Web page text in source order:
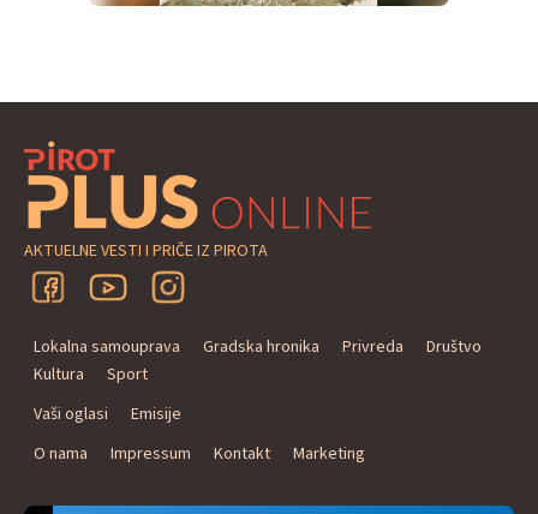
AKTUELNE VESTI I PRIČE IZ PIROTA
Lokalna samouprava Gradska hronika Privreda
Društvo
Kultura
Sport
Vaši oglasi
Emisije
O nama
Impressum Kontakt Marketing